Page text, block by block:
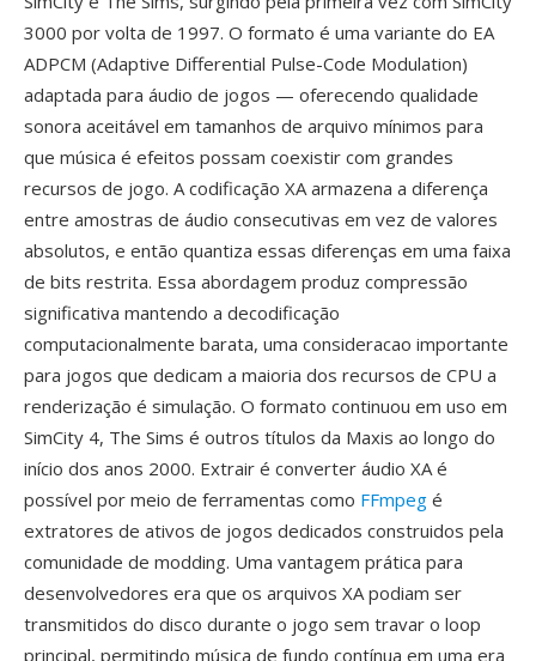
3000 por volta de 1997. O formato é uma variante do EA
ADPCM (Adaptive Differential Pulse-Code Modulation)
adaptada para áudio de jogos — oferecendo qualidade
sonora aceitável em tamanhos de arquivo mínimos para
que música é efeitos possam coexistir com grandes
recursos de jogo. A codificação XA armazena a diferença
entre amostras de áudio consecutivas em vez de valores
absolutos, e então quantiza essas diferenças em uma faixa
de bits restrita. Essa abordagem produz compressão
significativa mantendo a decodificação
computacionalmente barata, uma consideracao importante
para jogos que dedicam a maioria dos recursos de CPU a
renderização é simulação. O formato continuou em uso em
SimCity 4, The Sims é outros títulos da Maxis ao longo do
início dos anos 2000. Extrair é converter áudio XA é
possível por meio de ferramentas como FFmpeg é
extratores de ativos de jogos dedicados construidos pela
comunidade de modding. Uma vantagem prática para
desenvolvedores era que os arquivos XA podiam ser
transmitidos do disco durante o jogo sem travar o loop
principal, permitindo música de fundo contínua em uma era